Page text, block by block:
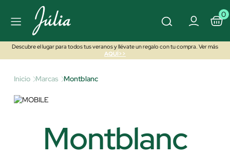
0
Descubre el lugar para todos tus veranos y llévate un regalo con tu compra. Ver más
AQUÍ>>
Inicio Marcas Montblanc
Montblanc